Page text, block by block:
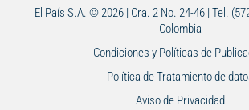
El País S.A. © 2026 | Cra. 2 No. 24-46 | Tel.
Colombia
Condiciones y Políticas de
Política de Tratamiento de
Aviso de Privacidad